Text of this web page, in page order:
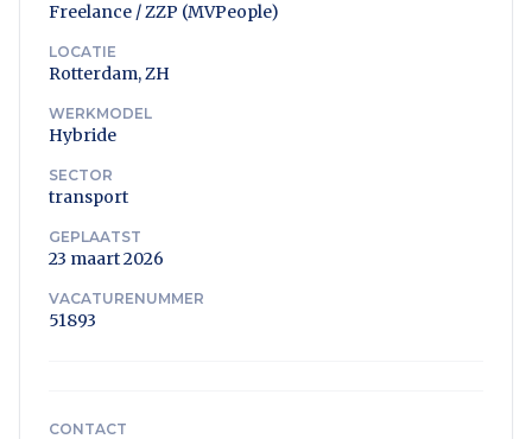
Freelance / ZZP (MVPeople)
LOCATIE
Rotterdam, ZH
WERKMODEL
Hybride
SECTOR
transport
GEPLAATST
23 maart 2026
VACATURENUMMER
51893
CONTACT